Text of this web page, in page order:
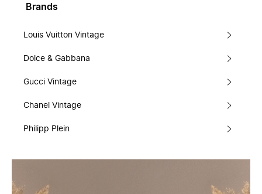
Brands
Louis Vuitton Vintage
Dolce & Gabbana
Gucci Vintage
Chanel Vintage
Philipp Plein